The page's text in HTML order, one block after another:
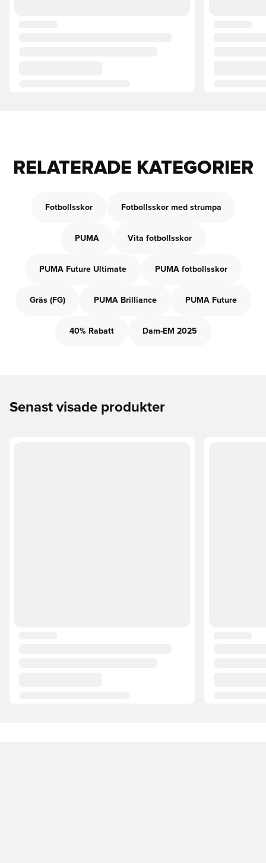
RELATERADE KATEGORIER
Fotbollsskor Fotbollsskor med strumpa
PUMA Vita fotbollsskor
PUMA Future Ultimate PUMA fotbollsskor
Gräs (FG) PUMA Brilliance PUMA Future
40% Rabatt Dam-EM 2025
Senast visade produkter